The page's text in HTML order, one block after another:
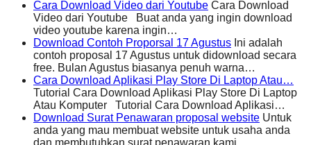
Cara Download Video dari Youtube Cara Download
Video dari Youtube Buat anda yang ingin download
video youtube karena ingin…
Download Contoh Proporsal 17 Agustus Ini adalah
contoh proposal 17 Agustus untuk didownload secara
free. Bulan Agustus biasanya penuh warna…
Cara Download Aplikasi Play Store Di Laptop Atau…
Tutorial Cara Download Aplikasi Play Store Di Laptop
Atau Komputer Tutorial Cara Download Aplikasi…
Download Surat Penawaran proposal website Untuk
anda yang mau membuat website untuk usaha anda